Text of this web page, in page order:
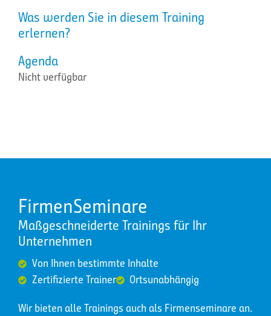
Was werden Sie in diesem Training
erlernen?
Agenda
Nicht verfügbar
FirmenSeminare
Maßgeschneiderte Trainings für Ihr
Unternehmen
Von Ihnen bestimmte Inhalte
Zertifizierte Trainer
Ortsunabhängig
Wir bieten alle Trainings auch als Firmenseminare an.